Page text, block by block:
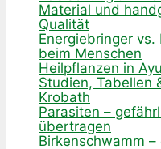
Material und
Qualität
Energiebringer vs.
beim Menschen
Heilpflanzen in
Studien, Tabellen
Krobath
Parasiten –
übertragen
Birkenschwamm –